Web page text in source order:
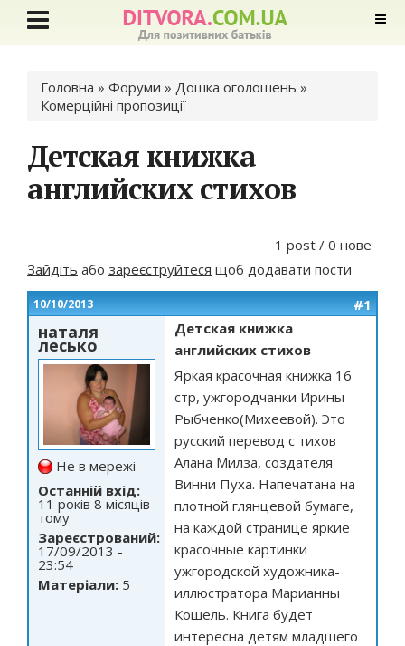
Ви є тут
Головна » Форуми » Дошка оголошень »
Комерційні пропозиції
Детская книжка
английских стихов
1 post / 0 нове
Зайдіть або зареєструйтеся щоб додавати пости
10/10/2013 #1
наталя
лесько
Не в мережі
Останній вхід:
11 років 8 місяців
тому
Зареєстрований:
17/09/2013 -
23:54
Матеріали: 5
Детская книжка
английских стихов
Яркая красочная книжка 16
стр, ужгородчанки Ирины
Рыбченко(Михеевой). Это
русский перевод с тихов
Алана Милза, создателя
Винни Пуха. Напечатана на
плотной глянцевой бумаге,
на каждой странице яркие
красочные картинки
ужгородской художника-
иллюстратора Марианны
Кошель. Книга будет
интересна детям младшего